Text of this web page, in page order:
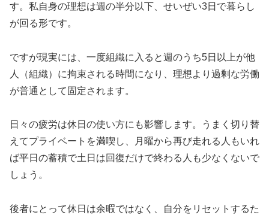
す。私自身の理想は週の半分以下、せいぜい3日で暮らし
が回る形です。
ですが現実には、一度組織に入ると週のうち5日以上が他
人（組織）に拘束される時間になり、理想より過剰な労働
が普通として固定されます。
日々の疲労は休日の使い方にも影響します。うまく切り替
えてプライベートを満喫し、月曜から再び走れる人もいれ
ば平日の蓄積で土日は回復だけで終わる人も少なくないで
しょう。
後者にとって休日は余暇ではなく、自分をリセットするた